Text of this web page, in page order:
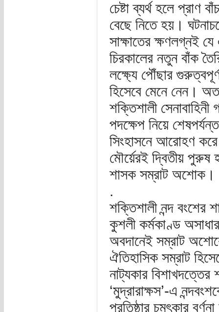
চেষ্টা ব্যর্থ হলে প্রাণ
বেছে নিতে হয়।
সাক্ষাতের ক্ষণলগ্নই
চিরকালের নতুন বাঁক
লক্ষ্যে পৌঁছার
হিসেবে মেনে নেন।
শক্তিশালী
পদক্ষেপ নিয়ে
সিংহাসনে আরোহণ
মৌর্য়েরই দ্বিতীয় পুরুষ
শাসক সম্রাট অশোক।
.
শক্তিশালী নন্দ বংশের
কুশলী কর্মকাণ্ড
অবদানেই সম্রাট
ঐতিহাসিক সম্রাট
নাট্যকার
‘মুদ্রারাক্ষস’-এ
প্রতিষ্ঠার চমৎকার